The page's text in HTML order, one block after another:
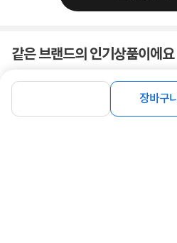
장바구니
같은 브랜드의 인기상품이에요